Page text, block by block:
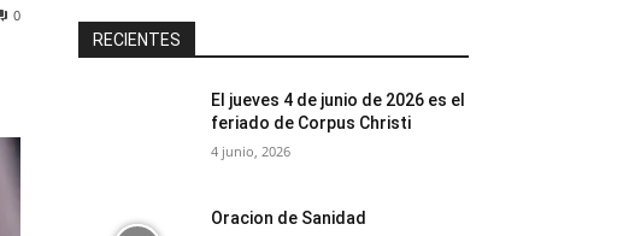
0
RECIENTES
El jueves 4 de junio de 2026 es el
feriado de Corpus Christi
4 junio, 2026
Oracion de Sanidad